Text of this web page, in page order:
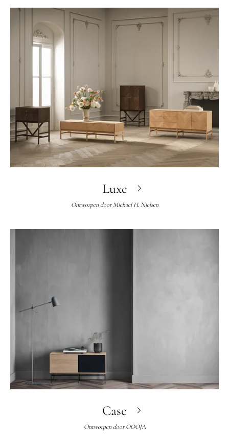
Luxe
Ontworpen door Michael H. Nielsen
Case
Ontworpen door OOOJA